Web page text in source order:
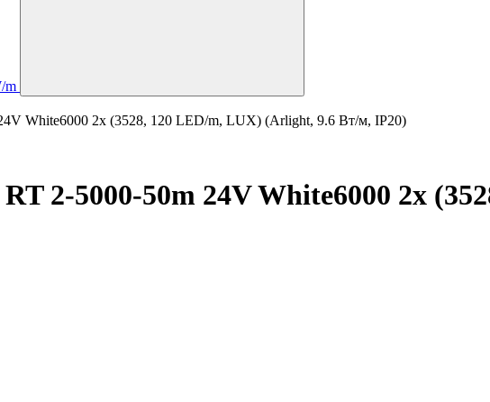
m
White6000 2x (3528, 120 LED/m, LUX) (Arlight, 9.6 Вт/м, IP20)
RT 2-5000-50m 24V White6000 2x